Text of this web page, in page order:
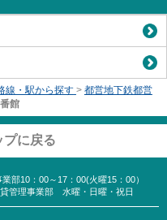
線・駅から探す > 都営地下鉄都営
館
プに戻る
部10：00～17：00(火曜15：00）
管理事業部 水曜・日曜・祝日